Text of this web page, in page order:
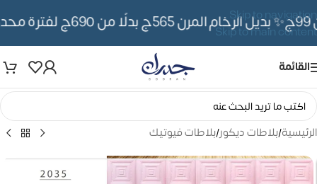
Skip to navigation
Skip to main content
✨ بديل الرخام المرن 565ج بدلًا من 690ج لفترة محدوده
القائمة
الرئيسية/بلاطات ديكور/بلاطات فيوتيك